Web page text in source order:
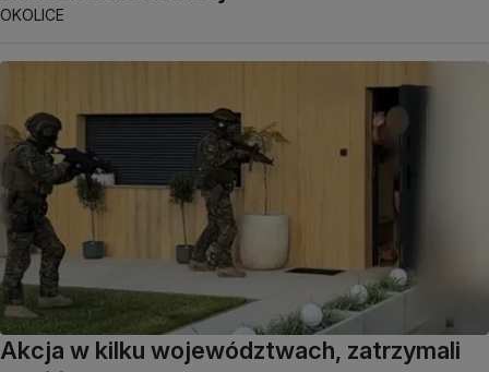
OKOLICE
Akcja w kilku województwach, zatrzymali